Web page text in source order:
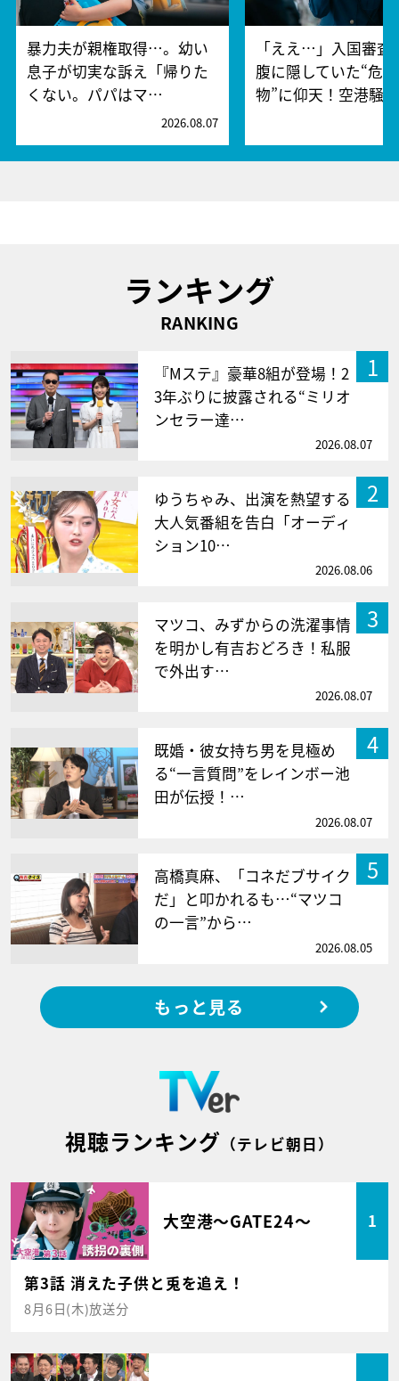
暴力夫が親権取得…。幼い
息子が切実な訴え「帰りた
くない。パパはマ…
2026.08.07
「ええ…」入国審査
腹に隠していた“危
物”に仰天！空港騒
ランキング
RANKING
1
『Mステ』豪華8組が登場！2
3年ぶりに披露される“ミリオ
ンセラー達…
2026.08.07
2
ゆうちゃみ、出演を熱望する
大人気番組を告白「オーディ
ション10…
2026.08.06
3
マツコ、みずからの洗濯事情
を明かし有吉おどろき！私服
で外出す…
2026.08.07
4
既婚・彼女持ち男を見極め
る“一言質問”をレインボー池
田が伝授！…
2026.08.07
5
高橋真麻、「コネだブサイク
だ」と叩かれるも…“マツコ
の一言”から…
2026.08.05
もっと見る
視聴ランキング （テレビ朝日）
大空港～GATE24～ 1
第3話 消えた子供と兎を追え！
8月6日(木)放送分